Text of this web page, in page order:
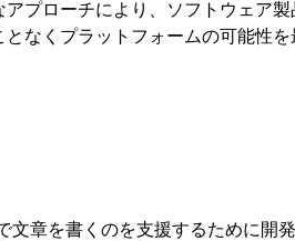
プローチにより、ソフトウェア製
なくプラットフォームの可能性
章を書くのを支援するために開